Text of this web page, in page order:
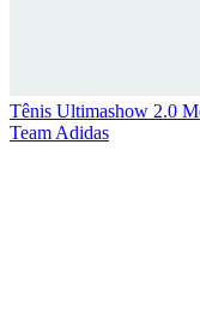
Tênis Ultimashow 2.0
Team Adidas